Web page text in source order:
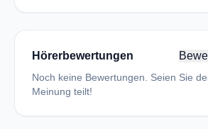
Hörerbewertungen
Noch keine Bewertungen. Seien Sie
Meinung teilt!